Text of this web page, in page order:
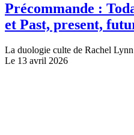
Précommande :
et Past, present,
La duologie culte de Rachel
Le 13 avril 2026